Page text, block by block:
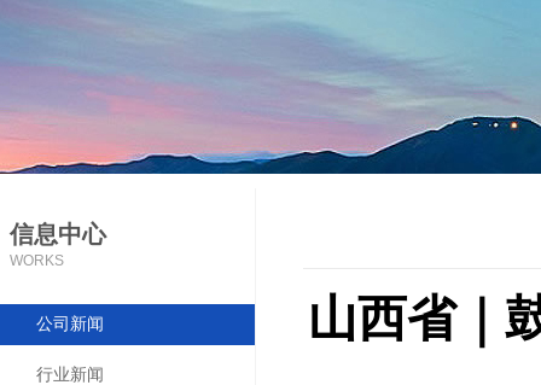
信息中心
WORKS
公司新闻
行业新闻
山西省｜